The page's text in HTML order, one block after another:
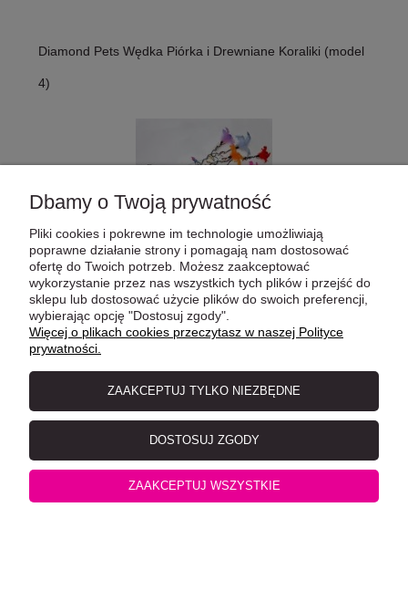
Diamond Pets Wędka Piórka i Drewniane Koraliki (model
4)
Diamond Pets Wędka 3 Kwiatki na Żyłkach (model 19)
Dbamy o Twoją prywatność
Pliki cookies i pokrewne im technologie umożliwiają
poprawne działanie strony i pomagają nam dostosować
ofertę do Twoich potrzeb. Możesz zaakceptować
wykorzystanie przez nas wszystkich tych plików i przejść do
sklepu lub dostosować użycie plików do swoich preferencji,
wybierając opcję "Dostosuj zgody".
Więcej o plikach cookies przeczytasz w naszej Polityce
prywatności.
ZAAKCEPTUJ TYLKO NIEZBĘDNE
DOSTOSUJ ZGODY
ZAAKCEPTUJ WSZYSTKIE